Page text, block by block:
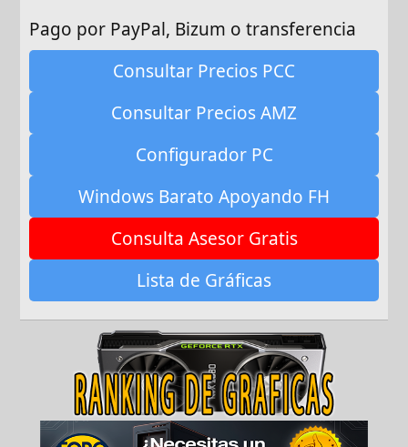
Pago por PayPal, Bizum o transferencia
Consultar Precios PCC
Consultar Precios AMZ
Configurador PC
Windows Barato Apoyando FH
Consulta Asesor Gratis
Lista de Gráficas